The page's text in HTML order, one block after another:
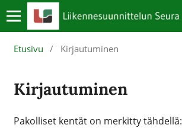
Etusivu / Kirjautuminen
Kirjautuminen
Pakolliset kentät on merkitty tähdellä: